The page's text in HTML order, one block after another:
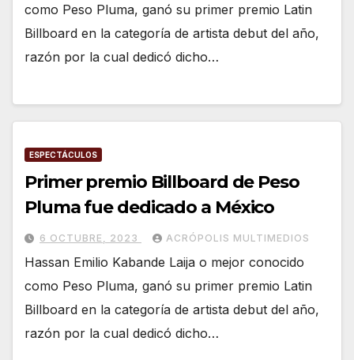
como Peso Pluma, ganó su primer premio Latin
Billboard en la categoría de artista debut del año,
razón por la cual dedicó dicho…
ESPECTÁCULOS
Primer premio Billboard de Peso
Pluma fue dedicado a México
6 OCTUBRE, 2023 ACRÓPOLIS MULTIMEDIOS
Hassan Emilio Kabande Laija o mejor conocido
como Peso Pluma, ganó su primer premio Latin
Billboard en la categoría de artista debut del año,
razón por la cual dedicó dicho…